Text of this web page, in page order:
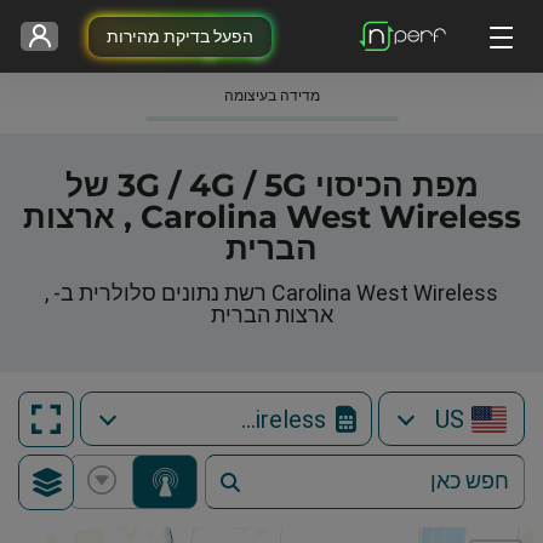
הפעל בדיקת מהירות
מדידה בעיצומה
מפת הכיסוי 3G / 4G / 5G של
Carolina West Wireless , ארצות
הברית
Carolina West Wireless רשת נתונים סלולרית ב- ,
ארצות הברית
US
Carolina West Wireless